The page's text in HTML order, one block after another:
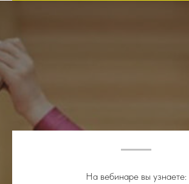
На вебинаре вы узнаете: